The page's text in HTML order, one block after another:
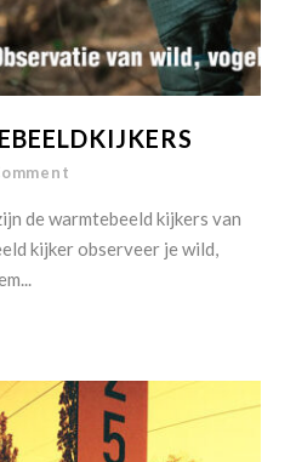
de warmtebeeld kijkers van
kijker observeer je wild,